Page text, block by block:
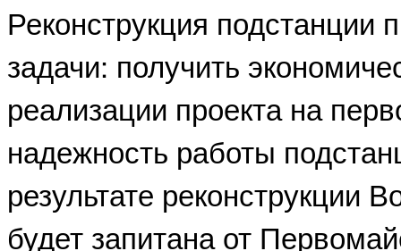
Реконструкция подстанции
задачи: получить
реализации проекта на
надежность работы
результате реконструкции
будет запитана от